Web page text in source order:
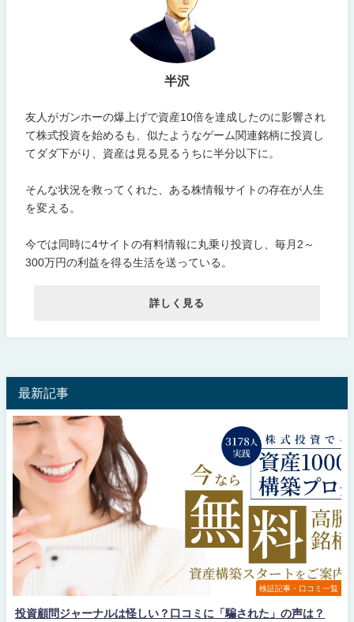
半沢
友人がガンホーの爆上げで資産10倍を達成したのに影響され
て株式投資を始めるも、似たようなゲーム関連銘柄に投資し
てダダ下がり、資産は見る見るうちに半分以下に。
そんな状況を救ってくれた、ある株情報サイトの存在が人生
を変える。
今では同時に4サイトの有料情報に丸乗り投資し、毎月2～
300万円の利益を得る生活を送っている。
詳しく見る
最新記事
検証記事・口コミ一覧
投資顧問ジャーナルは怪しい？口コミに「騙された」の声は？